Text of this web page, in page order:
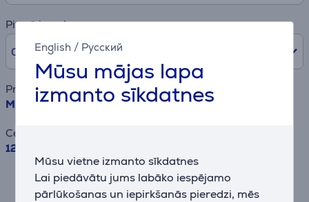
English / Русский
Mūsu mājas lapa
izmanto sīkdatnes
Mūsu vietne izmanto sīkdatnes
Lai piedāvātu jums labāko iespējamo
pārlūkošanas un iepirkšanās pieredzi, mēs
Pirmā iemaksa
0% /0,00 €
Preces nosaukums
Miele, 650 m³/h, nerūsējošā tērauda - Tvaika nosūcējs
Cena
1259 €
Rezultāts ir informatīvs un veikts,
balstoties uz aptuvenu aprēķinu.